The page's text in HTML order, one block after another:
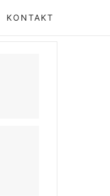
KONTAKT